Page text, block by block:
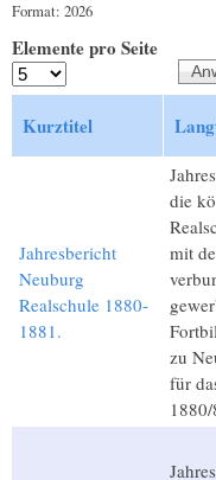
Format: 2026
Elemente pro Seite
Kurztitel
Jahresbericht
Neuburg
Realschule 1880-
1881.
die
mit
zu
für